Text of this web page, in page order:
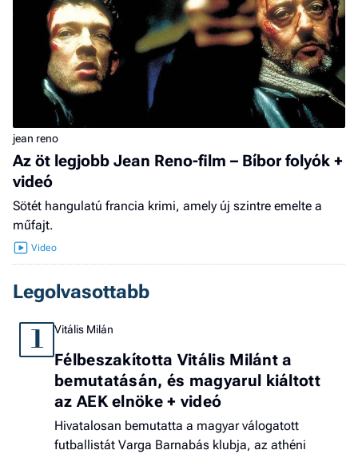
jean reno
Az öt legjobb Jean Reno-film – Bíbor folyók +
videó
Sötét hangulatú francia krimi, amely új szintre emelte a
műfajt.
Legolvasottabb
1 Vitális Milán
Félbeszakította Vitális Milánt a
bemutatásán, és magyarul kiáltott
az AEK elnöke + videó
Hivatalosan bemutatta a magyar válogatott
futballistát Varga Barnabás klubja, az athéni